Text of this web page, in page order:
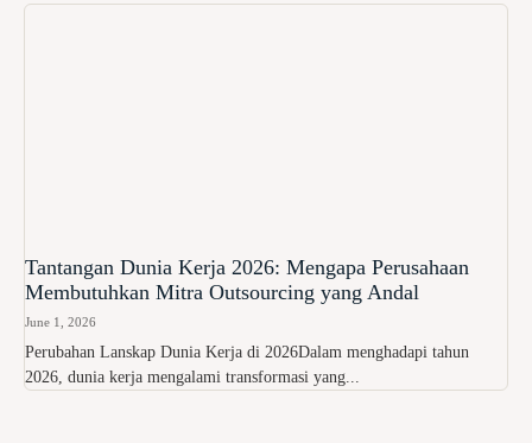
Tantangan Dunia Kerja 2026: Mengapa Perusahaan
Membutuhkan Mitra Outsourcing yang Andal
June 1, 2026
Perubahan Lanskap Dunia Kerja di 2026Dalam menghadapi tahun
2026, dunia kerja mengalami transformasi yang...